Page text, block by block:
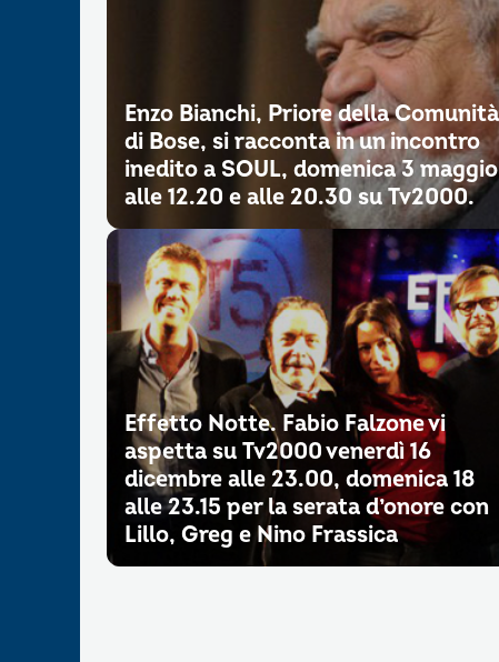
Enzo Bianchi, Priore della Comunità
di Bose, si racconta in un incontro
inedito a SOUL, domenica 3 maggio
alle 12.20 e alle 20.30 su Tv2000.
Effetto Notte. Fabio Falzone vi
aspetta su Tv2000 venerdì 16
dicembre alle 23.00, domenica 18
alle 23.15 per la serata d’onore con
Lillo, Greg e Nino Frassica